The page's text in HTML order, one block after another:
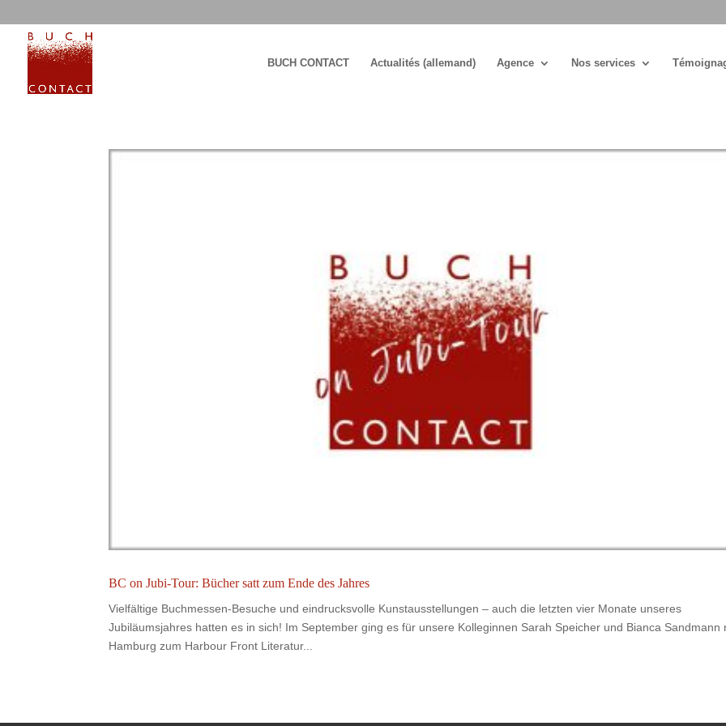
BUCH CONTACT Actualités (allemand) Agence Nos services
BC on Jubi-Tour: Bücher satt zum Ende des Jahres
Vielfältige Buchmessen-Besuche und eindrucksvolle Kunstausstellungen – auch die letzten vier Monate unseres
Jubiläumsjahres hatten es in sich! Im September ging es für unsere Kolleginnen Sarah Speicher und Bianca Sandmann
Hamburg zum Harbour Front Literatur...